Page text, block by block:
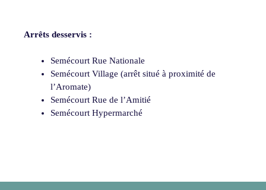
Arrêts desservis :
Semécourt Rue Nationale
Semécourt Village (arrêt situé à proximité de
l’Aromate)
Semécourt Rue de l’Amitié
Semécourt Hypermarché